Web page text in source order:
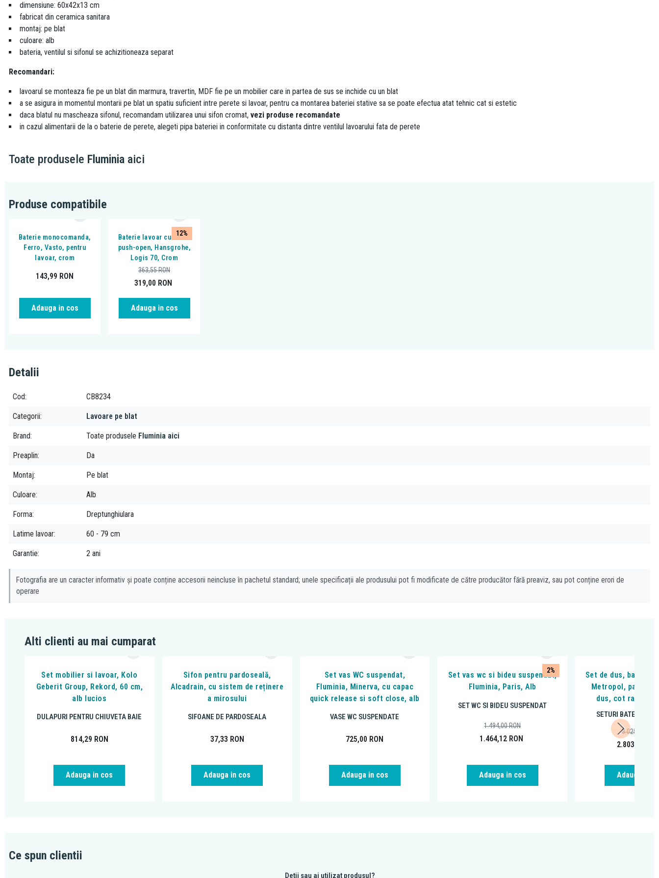
dimensiune: 60x42x13 cm
fabricat din ceramica sanitara
montaj: pe blat
culoare: alb
bateria, ventilul si sifonul se achizitioneaza separat
Recomandari:
lavoarul se monteaza fie pe un blat din marmura, travertin, MDF fie pe un mobilier care in partea de sus se inchide cu un blat
a se asigura in momentul montarii pe blat un spatiu suficient intre perete si lavoar, pentru ca montarea bateriei stative sa se poate efectua atat tehnic cat si estetic
daca blatul nu mascheaza sifonul, recomandam utilizarea unui sifon cromat, vezi produse recomandate
in cazul alimentarii de la o baterie de perete, alegeti pipa bateriei in conformitate cu distanta dintre ventilul lavoarului fata de perete
Toate produsele Fluminia aici
Produse compatibile
Baterie monocomanda,
Ferro, Vasto, pentru
lavoar, crom
143,99 RON
Adauga in cos
12%
Baterie lavoar cu ventil
push-open, Hansgrohe,
Logis 70, Crom
319,00 RON
363,55RON
Adauga in cos
Detalii
Cod CB8234
Categorii Lavoare pe blat
Brand Toate produsele Fluminia aici
Preaplin Da
Montaj Pe blat
Culoare Alb
Forma Dreptunghiulara
Latime lavoar 60 - 79 cm
Garantie 2 ani
Fotografia are un caracter informativ și poate conține accesorii neincluse în pachetul standard; unele specificații ale produsului pot fi modificate de către producător fără preaviz, sau pot conține erori de
operare
Alti clienti au mai cumparat
Set mobilier si lavoar, Kolo
Geberit Group, Rekord, 60 cm,
alb lucios
DULAPURI PENTRU CHIUVETA BAIE
814,29 RON
Adauga in cos
Sifon pentru pardoseală,
Alcadrain, cu sistem de reținere
a mirosului
SIFOANE DE PARDOSEALA
37,33 RON
Adauga in cos
Set vas WC suspendat,
Fluminia, Minerva, cu capac
quick release si soft close, alb
VASE WC SUSPENDATE
725,00 RON
Adauga in cos
2%
Set vas wc si bideu suspendat,
Fluminia, Paris, Alb
SET WC SI BIDEU SUSPENDAT
1.464,12 RON
1.494,00RON
Adauga in cos
Set de dus, baterie
Metropol, palarie
dus, cot racord
SETURI BATERII
2.803,65
3.025,28
Adauga in
Ce spun clientii
Detii sau ai utilizat produsul?